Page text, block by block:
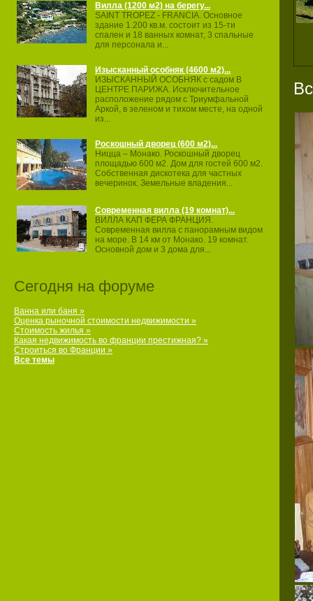
Вилла (1200 м2) на берегу...
SAINT TROPEZ ‐ FRANCIA. Основное
здание 1.200 кв.м. состоит из 15‐ти
спален и 18 ванных комнат, 3 спальные
для персонала и...
Изысканный особняк (4600 м2)...
ИЗЫСКАННЫЙ ОСОБНЯК с садом В
ЦЕНТРЕ ПАРИЖА. Исключительное
расположение рядом с Триумфальной
Аркой, в зеленом и тихом месте, на одной
из...
Роскошный дворец (600 м2)...
Ницца – Монако. Роскошный дворец
площадью 600 м2. Дом для гостей 600 м2.
Собственная дискотека для частных
вечеринок. Земельные владения...
Современная вилла (19 комнат)...
ВИЛЛА КАП ФЕРА ФРАНЦИЯ.
Современная вилла с панорамным видом
на море. В 14 км от Монако. 19 комнат.
Основной дом и 3 дома для...
Сегодня на форуме
Ванна или баня »
Оценка рыночной стоимости недвижимости »
Стоимость жилья »
Какая недвижимость во франции престижная? »
Строиться во Франции »
Все темы